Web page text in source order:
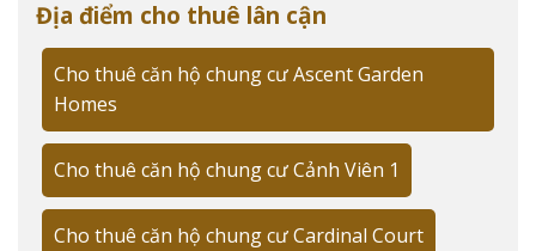
Chủ đầu tư và quy mô dự án
Công ty TNHH ĐTKD & PT MD Land
dự án với hơn 10 năm kinh nghiệm trong lĩnh vực bất
động sản cao cấp. Theo
CBRE Vietnam
, dự án sở hữu vị
trí đắc địa với tầm nhìn panorama hướng sông và trung
tâm thành phố.
Địa điểm cho thuê lân cận
Cho thuê căn hộ chung cư Ascent Garden
Homes
Cho thuê căn hộ chung cư Cảnh Viên 1
Cho thuê căn hộ chung cư Cardinal Court